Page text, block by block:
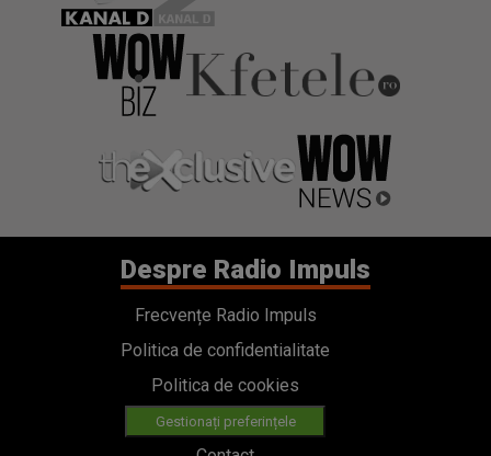
Despre Radio Impuls
Frecvențe Radio Impuls
Politica de confidentialitate
Politica de cookies
Gestionați preferințele